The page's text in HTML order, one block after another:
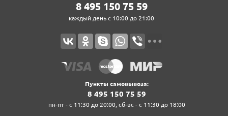
8‍ 4‍9‍5‍ 1‍5‍0‍ 7‍5‍ 5‍9‍
каждый день с 10:00 до 21:00
Пункты самовывоза:
8‍ 4‍9‍5‍ 1‍5‍0‍ 7‍5‍ 5‍9‍
пн-пт - с 11:30 до 20:00, сб-вс - с 11:30 до 18:00